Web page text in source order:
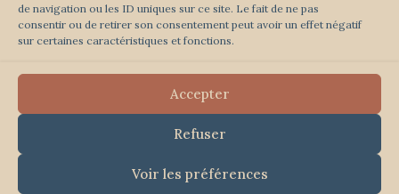
de navigation ou les ID uniques sur ce site. Le fait de ne pas
consentir ou de retirer son consentement peut avoir un effet négatif
sur certaines caractéristiques et fonctions.
Accepter
Refuser
Voir les préférences